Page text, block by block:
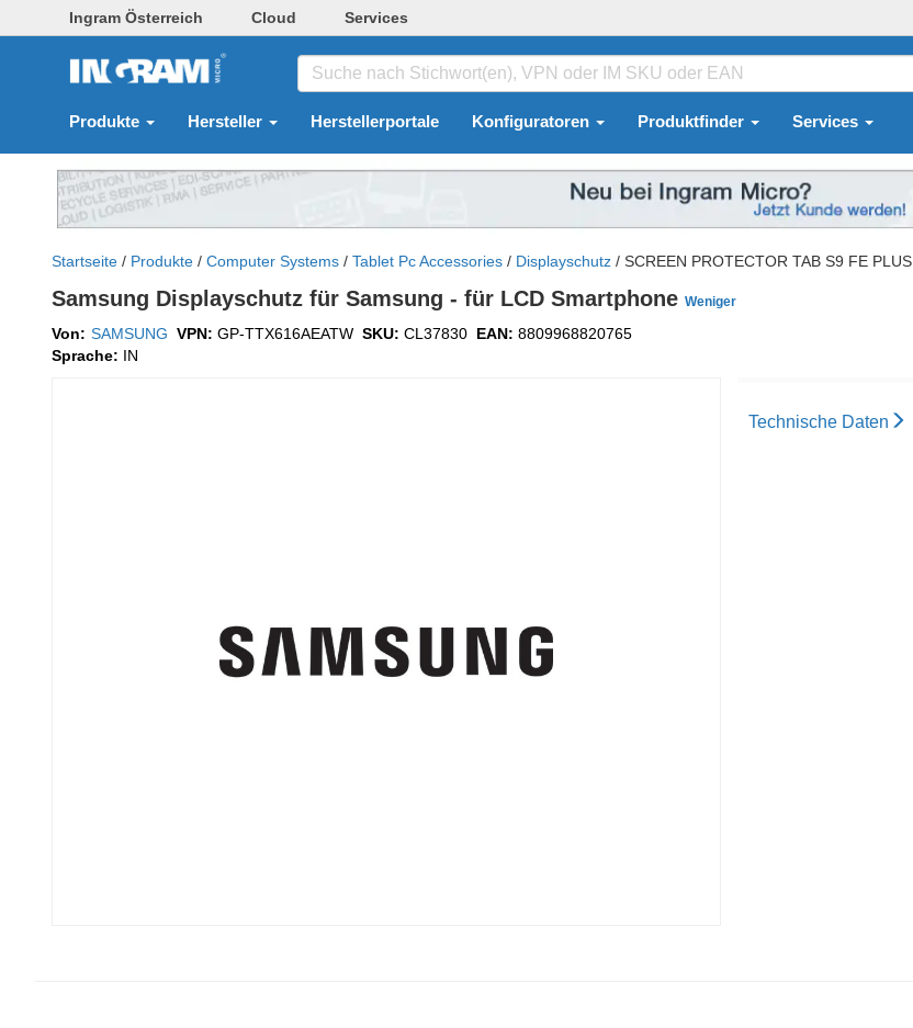
Ingram Österreich Cloud Services
Produkte Hersteller Herstellerportale Konfiguratoren Produktfinder Services
Startseite / Produkte / Computer Systems / Tablet Pc Accessories / Displayschutz / SCREEN PROTECTOR TAB S9 FE PLUS
Samsung Displayschutz für Samsung - für LCD Smartphone Weniger
Von: SAMSUNG VPN: GP-TTX616AEATW SKU: CL37830 EAN: 8809968820765
Sprache: IN
Technische Daten